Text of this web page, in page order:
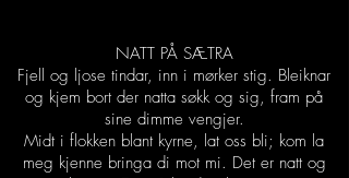
NATT PÅ SÆTRA
Fjell og ljose tindar, inn i mørker stig. Bleiknar
og kjem bort der natta søkk og sig, fram på
sine dimme vengjer.
Midt i flokken blant kyrne, lat oss bli; kom la
meg kjenne bringa di mot mi. Det er natt og